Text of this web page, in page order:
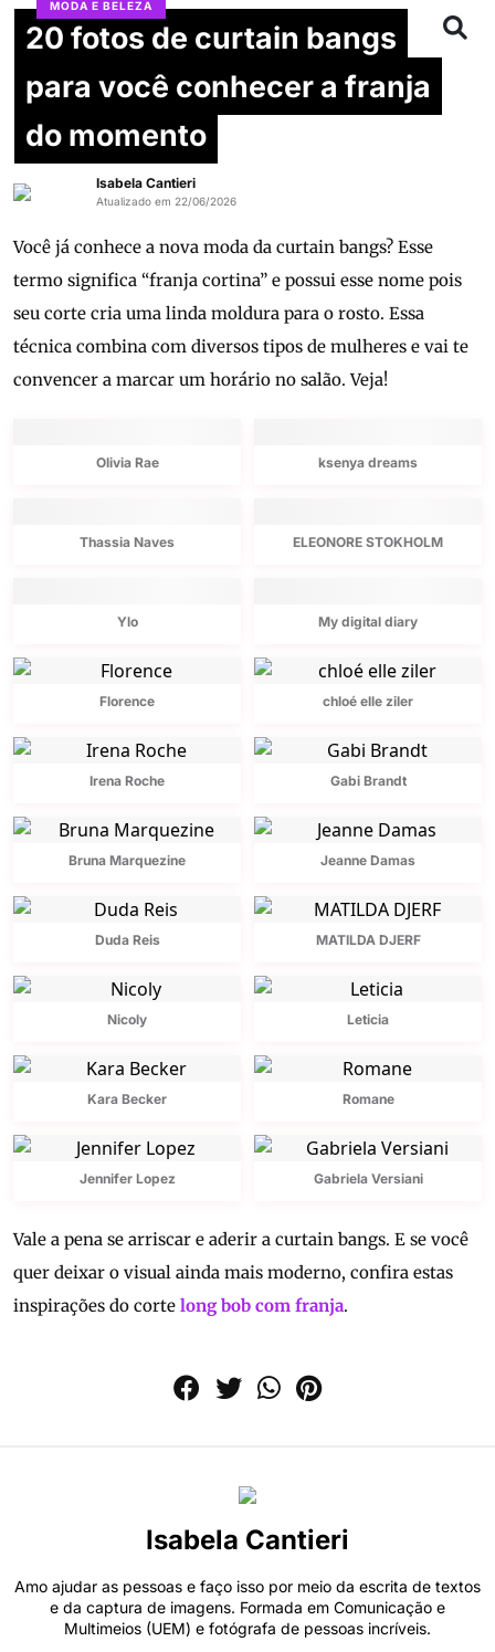
MODA E BELEZA
20 fotos de curtain bangs
para você conhecer a franja
do momento
Isabela Cantieri
Atualizado em 22/06/2026
Você já conhece a nova moda da curtain bangs? Esse
termo significa “franja cortina” e possui esse nome pois
seu corte cria uma linda moldura para o rosto. Essa
técnica combina com diversos tipos de mulheres e vai te
convencer a marcar um horário no salão. Veja!
Olivia Rae ksenya dreams
Thassia Naves ELEONORE STOKHOLM
Ylo My digital diary
Florence chloé elle ziler
Irena Roche Gabi Brandt
Bruna Marquezine Jeanne Damas
Duda Reis MATILDA DJERF
Nicoly Leticia
Kara Becker Romane
Jennifer Lopez Gabriela Versiani
Vale a pena se arriscar e aderir a curtain bangs. E se você
quer deixar o visual ainda mais moderno, confira estas
inspirações do corte long bob com franja.
Isabela Cantieri
Amo ajudar as pessoas e faço isso por meio da escrita de textos
e da captura de imagens. Formada em Comunicação e
Multimeios (UEM) e fotógrafa de pessoas incríveis.